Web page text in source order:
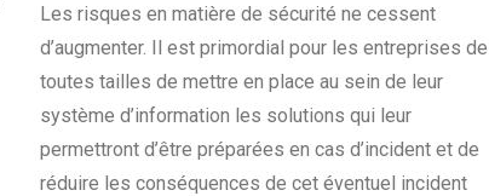
Les risques en matière de sécurité ne cessent
d’augmenter. Il est primordial pour les entreprises de
toutes tailles de mettre en place au sein de leur
système d’information les solutions qui leur
permettront d’être préparées en cas d’incident et de
réduire les conséquences de cet éventuel incident